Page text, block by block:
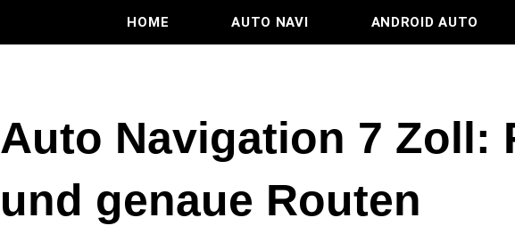
HOME AUTO NAVI ANDROID AUTO
Auto Navigation 7 Zoll:
und genaue Routen